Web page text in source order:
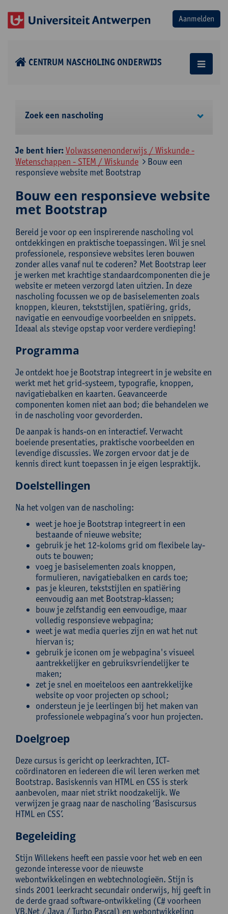
CENTRUM NASCHOLING ONDERWIJS
Zoek een nascholing
Je bent hier:Volwassenenonderwijs / Wiskunde -
Wetenschappen - STEM / Wiskunde
Bouw een
responsieve website met Bootstrap
Bouw een responsieve website
met Bootstrap
Bereid je voor op een inspirerende nascholing vol
ontdekkingen en praktische toepassingen. Wil je snel
professionele, responsieve websites leren bouwen
zonder alles vanaf nul te coderen? Met Bootstrap leer
je werken met krachtige standaardcomponenten die je
website er meteen verzorgd laten uitzien. In deze
nascholing focussen we op de basiselementen zoals
knoppen, kleuren, tekststijlen, spatiëring, grids,
navigatie en eenvoudige voorbeelden en snippets.
Ideaal als stevige opstap voor verdere verdieping!
Programma
Je ontdekt hoe je Bootstrap integreert in je website en
werkt met het grid-systeem, typografie, knoppen,
navigatiebalken en kaarten. Geavanceerde
componenten komen niet aan bod; die behandelen we
in de nascholing voor gevorderden.
De aanpak is hands-on en interactief. Verwacht
boeiende presentaties, praktische voorbeelden en
levendige discussies. We zorgen ervoor dat je de
kennis direct kunt toepassen in je eigen lespraktijk.
Doelstellingen
Na het volgen van de nascholing:
weet je hoe je Bootstrap integreert in een
bestaande of nieuwe website;
gebruik je het 12-koloms grid om flexibele lay-
outs te bouwen;
voeg je basiselementen zoals knoppen,
formulieren, navigatiebalken en cards toe;
pas je kleuren, tekststijlen en spatiëring
eenvoudig aan met Bootstrap-klassen;
bouw je zelfstandig een eenvoudige, maar
volledig responsieve webpagina;
weet je wat media queries zijn en wat het nut
hiervan is;
gebruik je iconen om je webpagina's visueel
aantrekkelijker en gebruiksvriendelijker te
maken;
zet je snel en moeiteloos een aantrekkelijke
website op voor projecten op school;
ondersteun je je leerlingen bij het maken van
professionele webpagina’s voor hun projecten.
Doelgroep
Deze cursus is gericht op leerkrachten, ICT-
coördinatoren en iedereen die wil leren werken met
Bootstrap. Basiskennis van HTML en CSS is sterk
aanbevolen, maar niet strikt noodzakelijk. We
verwijzen je graag naar de nascholing ‘Basiscursus
HTML en CSS’.
Begeleiding
Stijn Willekens heeft een passie voor het web en een
gezonde interesse voor de nieuwste
webontwikkelingen en webtechnologieën. Stijn is
sinds 2001 leerkracht secundair onderwijs, hij geeft in
de derde graad software-ontwikkeling (C# voorheen
VB.Net / Java / Turbo Pascal) en webontwikkeling